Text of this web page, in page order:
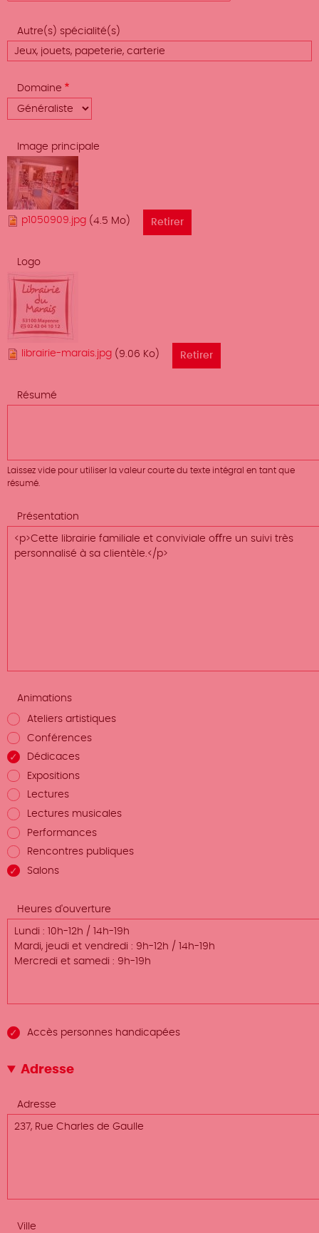
Autre(s) spécialité(s)
Domaine
Image principale
p1050909.jpg (4.5 Mo)
Logo
librairie-marais.jpg (9.06 Ko)
Résumé
Laissez vide pour utiliser la valeur courte du texte intégral en tant que
résumé.
Présentation
Animations
Ateliers artistiques
Conférences
Dédicaces
Expositions
Lectures
Lectures musicales
Performances
Rencontres publiques
Salons
Heures d'ouverture
Accès personnes handicapées
Adresse
Adresse
Ville